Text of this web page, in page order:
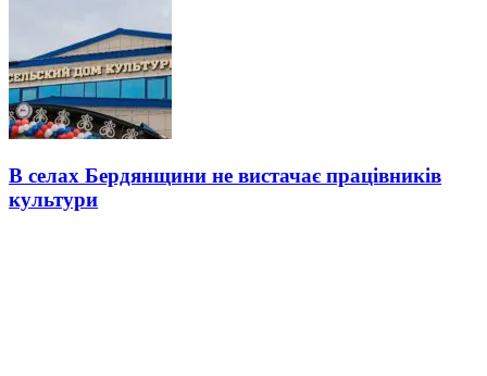
В селах Бердянщини не вистачає працівників
культури